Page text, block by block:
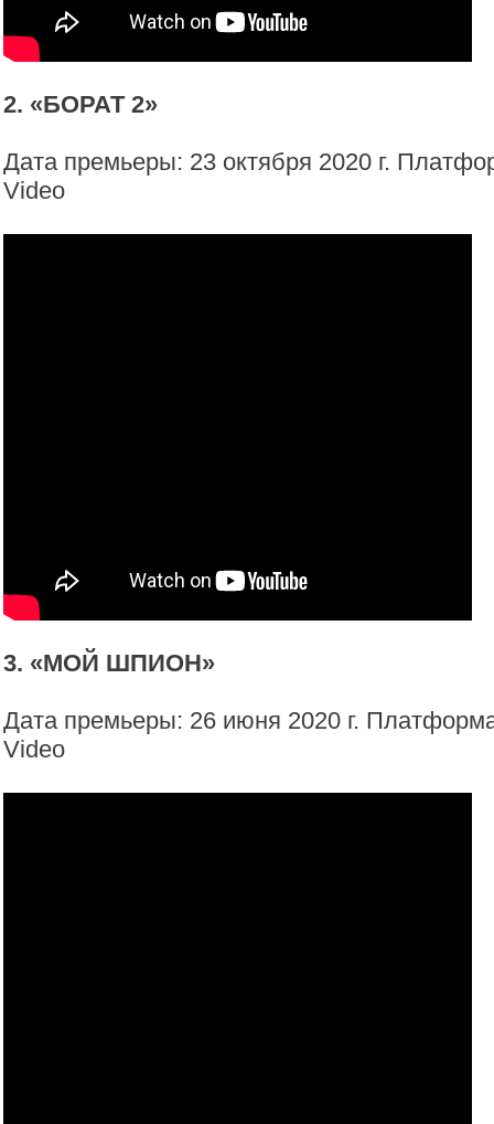
2. «БОРАТ 2»
Дата премьеры: 23 октября 2020 г.
Video
3. «МОЙ ШПИОН»
Дата премьеры: 26 июня 2020 г.
Video